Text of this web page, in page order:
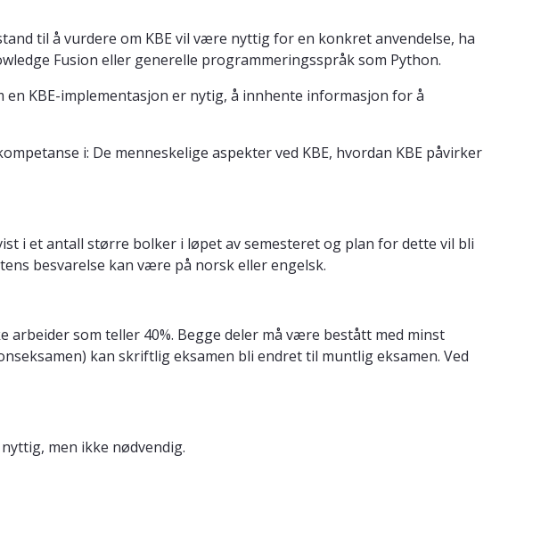
til å vurdere om KBE vil være nyttig for en konkret anvendelse, ha
Fusion eller generelle programmeringsspråk som Python.
KBE-implementasjon er nytig, å innhente informasjon for å
i: De menneskelige aspekter ved KBE, hvordan KBE påvirker
i et antall større bolker i løpet av semesteret og plan for dette vil bli
besvarelse kan være på norsk eller engelsk.
som teller 40%. Begge deler må være bestått med minst
kan skriftlig eksamen bli endret til muntlig eksamen. Ved
men ikke nødvendig.